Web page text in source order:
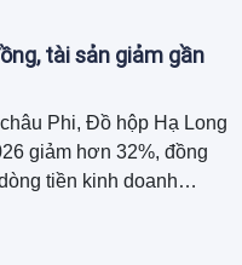
tài sản giảm gần
Phi, Đồ hộp Hạ Long
giảm hơn 32%, đồng
tiền kinh doanh
và giảm hàng tồn kho,